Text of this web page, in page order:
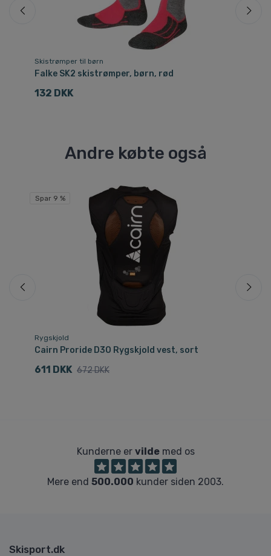
Skistrømper til børn
Falke SK2 skistrømper, børn, rød
132 DKK
Andre købte også
Spar 9 %
Rygskjold
Cairn Proride D3O Rygskjold vest, sort
611 DKK 672 DKK
Kunderne er vildemed os
Mere end 500.000 kunder siden 2003.
Skisport.dk